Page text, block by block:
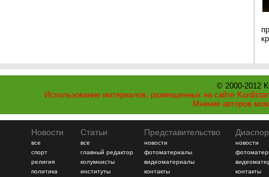
© 2000-2012
Использование материалов, размещенных на сайте
Мнение авторов
Новости
все
спорт
религия
политика
Статьи
все
главный редактор
колумнисты
институты
Представительство
новости
фотоматериалы
видеоматериалы
контакты
новости
контакты